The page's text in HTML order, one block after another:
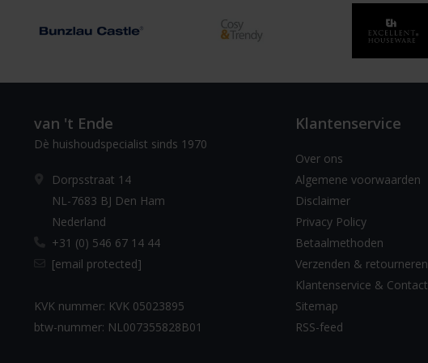
van 't Ende
Dè huishoudspecialist sinds 1970
Dorpsstraat 14
NL-7683 BJ Den Ham
Nederland
+31 (0) 546 67 14 44
[email protected]
KVK nummer: KVK 05023895
btw-nummer: NL007355828B01
Klantenservice
Over ons
Algemene voorwaarden
Disclaimer
Privacy Policy
Betaalmethoden
Verzenden & retourneren
Klantenservice & Contact
Sitemap
RSS-feed